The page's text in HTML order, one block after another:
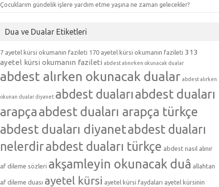
Çocuklarım gündelik işlere yardım etme yaşına ne zaman gelecekler?
Dua ve Dualar Etiketleri
7 ayetel kürsi okumanın fazileti 170 ayetel kürsi okumanın fazileti 313
ayetel kürsi okumanın fazileti abdest alınırken okunacak dualar
abdest alırken okunacak dualar abdest alırken
okunan dualar diyanet abdest dualarıabdest duaları
arapçaabdest duaları arapça türkçe
abdest duaları diyanetabdest duaları
nelerdirabdest duaları türkçe abdest nasıl alınır
af dileme sözleri akşamleyin okunacak duâ allahtan
af dileme duası ayetel kürsi ayetel kürsi faydaları ayetel kürsinin